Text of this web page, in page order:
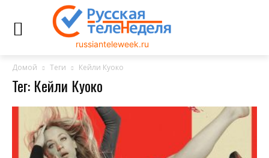
russianteleweek.ru
Домой Теги Кейли Куоко
Тег: Кейли Куоко